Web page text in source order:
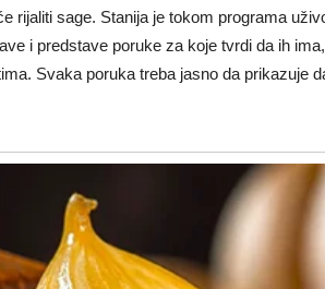
rijaliti sage. Stanija je tokom programa
i predstave poruke za koje tvrdi da ih
Svaka poruka treba jasno da prikazuje